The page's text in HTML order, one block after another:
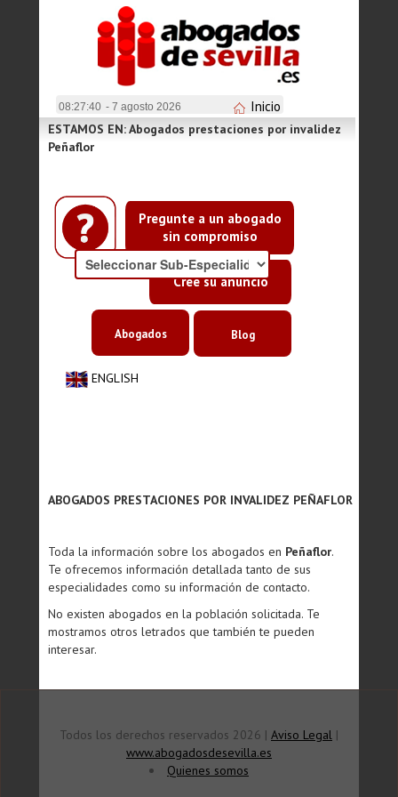
08:27:40 - 7 agosto 2026 Inicio
Pregunte a un abogado
sin compromiso
Cree su anuncio
ESTAMOS EN: Abogados prestaciones por invalidez
Peñaflor
ENGLISH
Abogados Blog
ABOGADOS PRESTACIONES POR INVALIDEZ PEÑAFLOR
Toda la información sobre los abogados en Peñaflor.
Te ofrecemos información detallada tanto de sus
especialidades como su información de contacto.
No existen abogados en la población solicitada. Te
mostramos otros letrados que también te pueden
interesar.
Todos los derechos reservados 2026 | Aviso Legal |
www.abogadosdesevilla.es
Quienes somos